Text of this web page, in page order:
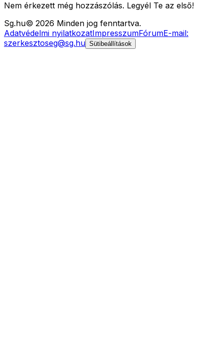
Nem érkezett még hozzászólás. Legyél Te az első!
Sg.hu© 2026 Minden jog fenntartva.
Adatvédelmi nyilatkozatImpresszumFórumE-mail:
szerkesztoseg@sg.hu Sütibeállítások